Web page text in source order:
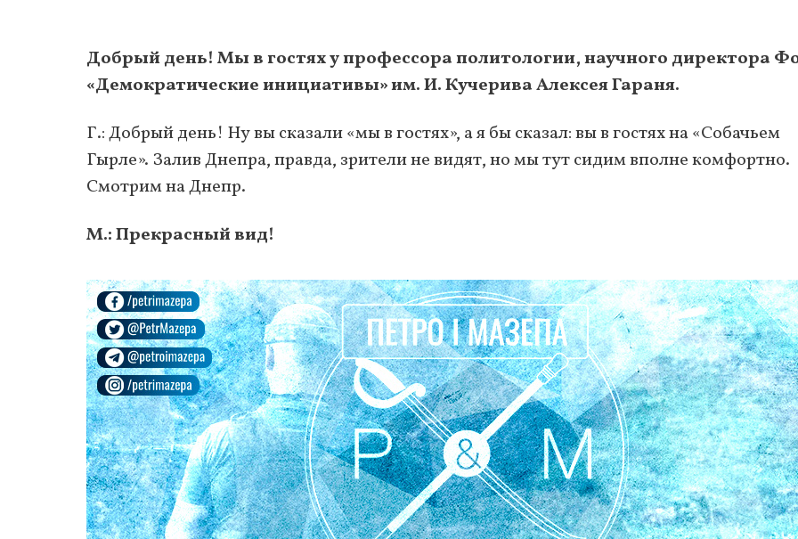
Добрый день! Мы в гостях у профессора политологии, научного директора
«Демократические инициативы» им. И. Кучерива Алексея Гараня.
Г.: Добрый день! Ну вы сказали «мы в гостях», а я бы сказал: вы в гостях на «Собачьем
Гырле». Залив Днепра, правда, зрители не видят, но мы тут сидим вполне комфортно.
Смотрим на Днепр.
М.: Прекрасный вид!